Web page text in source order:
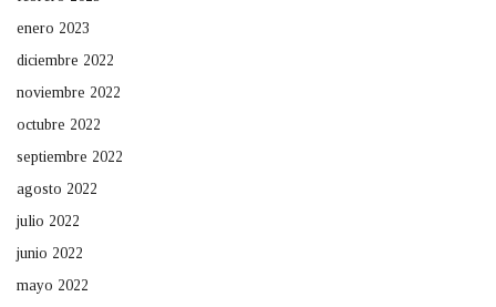
enero 2023
diciembre 2022
noviembre 2022
octubre 2022
septiembre 2022
agosto 2022
julio 2022
junio 2022
mayo 2022